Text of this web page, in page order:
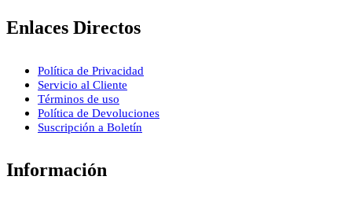
Enlaces Directos
Política de Privacidad
Servicio al Cliente
Términos de uso
Política de Devoluciones
Suscripción a Boletín
Información